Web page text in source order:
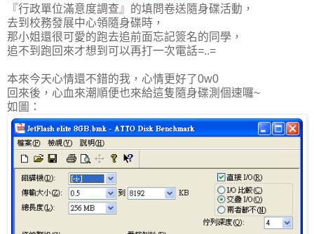
『行政單位滿意度調查』的填問卷送隨身碟活動，
去到校務發展中心領隨身碟時，
那小姐還很可愛的跑去追前面忘記簽名的同學，
追不到跑回來才想到可以再打一次電話=..=
本來今天心情還不錯的我，心情更好了0w0
回來後，心血來潮順便也來給這隻隨身碟測個速囉~
如圖：